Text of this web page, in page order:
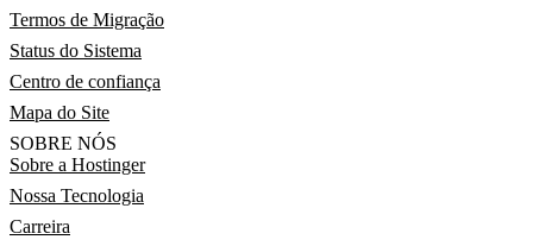
Termos de Migração
Status do Sistema
Centro de confiança
Mapa do Site
SOBRE NÓS
Sobre a Hostinger
Nossa Tecnologia
Carreira